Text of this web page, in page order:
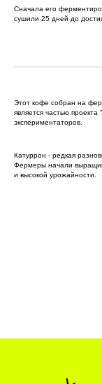
Сначала его
сушили 25 дней до
Этот кофе собран на
является частью
экспериментаторов.
Катуррон - редкая
Фермеры начали
и высокой урожайности.